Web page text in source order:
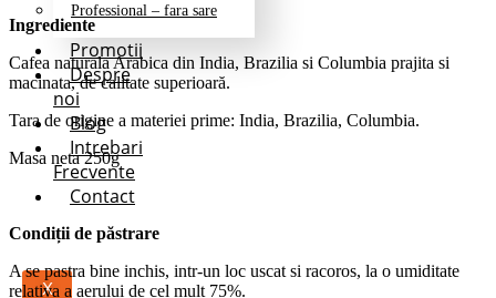
Professional – fara sare
Promotii
Despre
noi
Blog
Intrebari
Frecvente
Contact
X
Ingrediente
Cafea naturala Arabica din India, Brazilia si Columbia prajita si
macinata, de calitate superioară.
Tara de origine a materiei prime: India, Brazilia, Columbia.
Masa neta 250g
Condiții de păstrare
A se pastra bine inchis, intr-un loc uscat si racoros, la o umiditate
relativa a aerului de cel mult 75%.